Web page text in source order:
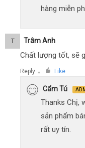
hàng miễn
T Trâm Anh
Chất lượng tốt, sẽ
Reply ● Like
Cẩm Tú
Thanks Chị,
sản phẩm
rất uy tín.